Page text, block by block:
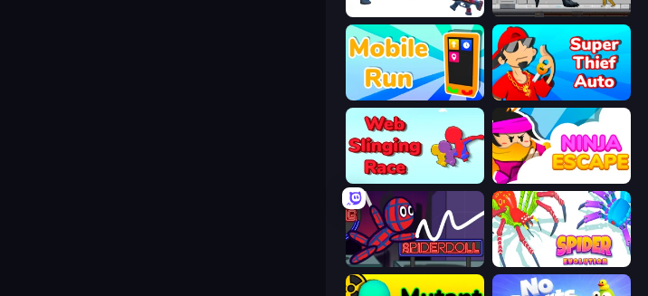
Sharkosaurus Rampage
Mobile Run Super Thief Auto
Web Slinging Race Ninja Escape
SpiderDoll Spider Evolution: Runner Game